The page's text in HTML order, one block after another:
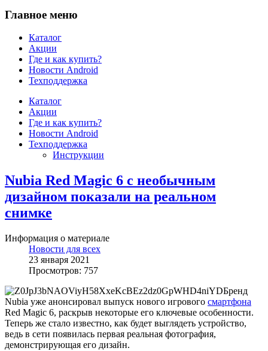
Главное меню
Каталог
Акции
Где и как купить?
Новости Android
Техподдержка
Каталог
Акции
Где и как купить?
Новости Android
Техподдержка
Инструкции
Nubia Red Magic 6 с необычным
дизайном показали на реальном
снимке
Информация о материале
Новости для всех
23 января 2021
Просмотров: 757
Бренд
Nubia уже анонсировал выпуск нового игрового смартфона
Red Magic 6, раскрыв некоторые его ключевые особенности.
Теперь же стало известно, как будет выглядеть устройство,
ведь в сети появилась первая реальная фотография,
демонстрирующая его дизайн.